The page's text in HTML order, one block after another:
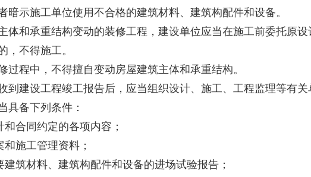
示施工单位使用不合格的建筑材料、建筑构配件和设备。
承重结构变动的装修工程，建设单位应当在施工前委托原设
，不得施工。
程中，不得擅自变动房屋建筑主体和承重结构。
设工程竣工报告后，应当组织设计、施工、工程监理等有关
备下列条件：
合同约定的各项内容；
施工管理资料；
材料、建筑构配件和设备的进场试验报告；